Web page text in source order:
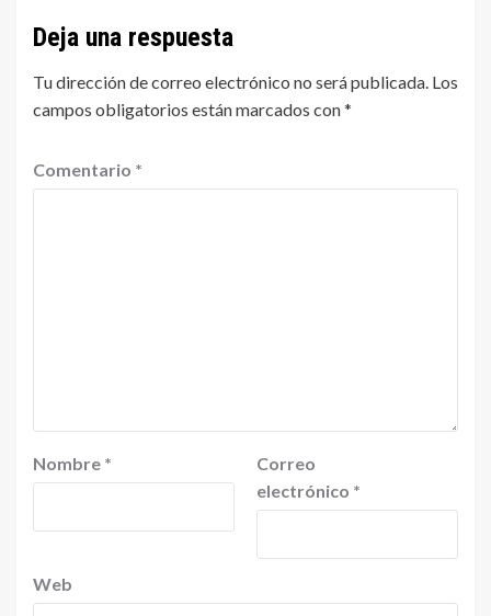
Deja una respuesta
Tu dirección de correo electrónico no será publicada. Los
campos obligatorios están marcados con*
Comentario *
Nombre *
Correo
electrónico *
Web